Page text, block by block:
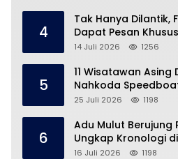
4
Tak Hanya Dilantik,
Dapat Pesan
14 Juli 2026 1256
5
11 Wisatawan
Nahkoda
25 Juli 2026 1198
6
Adu Mulut Berujung
Ungkap Kronologi
16 Juli 2026 1198